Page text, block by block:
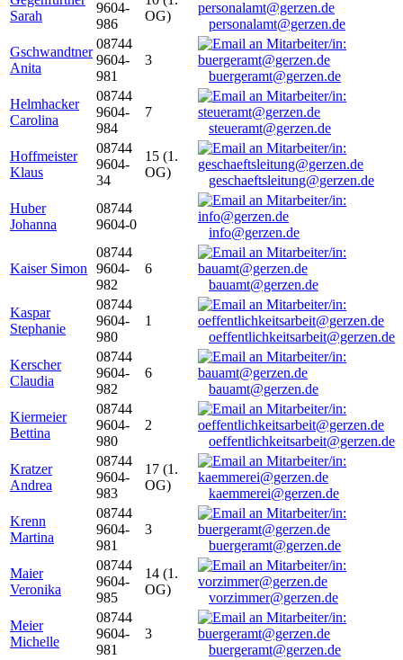
Sarah
9604-
986
OG)
personalamt@gerzen.de
Gschwandtner
Anita
08744
9604-
981
3
buergeramt@gerzen.de
Helmhacker
Carolina
08744
9604-
984
7
steueramt@gerzen.de
Hoffmeister
Klaus
08744
9604-
34
15 (1.
OG)
geschaeftsleitung@gerzen.de
Huber
Johanna
08744
9604-0
info@gerzen.de
Kaiser Simon
08744
9604-
982
6
bauamt@gerzen.de
Kaspar
Stephanie
08744
9604-
980
1
oeffentlichkeitsarbeit@gerzen.de
Kerscher
Claudia
08744
9604-
982
6
bauamt@gerzen.de
Kiermeier
Bettina
08744
9604-
980
2
oeffentlichkeitsarbeit@gerzen.de
Kratzer
Andrea
08744
9604-
983
17 (1.
OG)
kaemmerei@gerzen.de
Krenn
Martina
08744
9604-
981
3
buergeramt@gerzen.de
Maier
Veronika
08744
9604-
985
14 (1.
OG)
vorzimmer@gerzen.de
Meier
Michelle
08744
9604-
981
3
buergeramt@gerzen.de